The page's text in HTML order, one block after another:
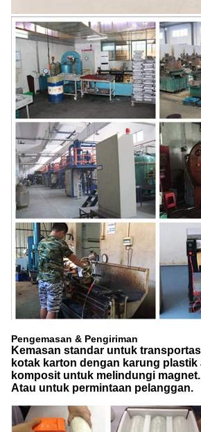
Pengemasan & Pengiriman
Kemasan standar untuk
kotak karton dengan karung plastik
komposit untuk melindungi magnet.
Atau untuk permintaan pelanggan.